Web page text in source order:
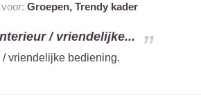
Groepen, Trendy kader
/ vriendelijke...
vriendelijke bediening.